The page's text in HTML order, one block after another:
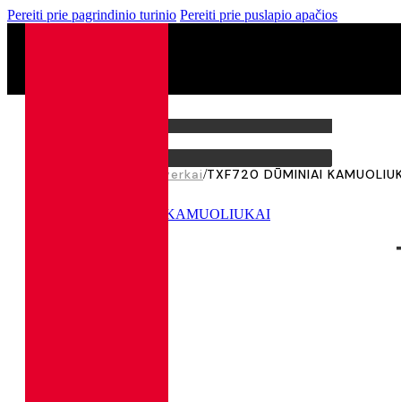
Pereiti prie pagrindinio turinio Pereiti prie puslapio apačios
Visi Fejerverkai/TXF720 DŪMINIAI